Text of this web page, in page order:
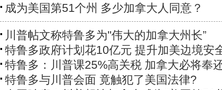
成为美国第51个州 多少加拿大人同意？
川普帖文称特鲁多为"伟大的加拿大州长”
特鲁多政府计划花10亿元 提升加美边境安
特鲁多：川普课25%高关税 加拿大必将奉
特鲁多与川普会面 竟触犯了美国法律?